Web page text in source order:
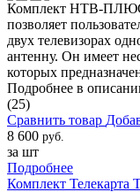
Комплект НТВ-ПЛЮС
позволяет
двух телевизорах
антенну. Он имеет
которых
Подробнее в
(25)
Сравнить товар
8 600 руб.
за шт
Подробнее
Комплект